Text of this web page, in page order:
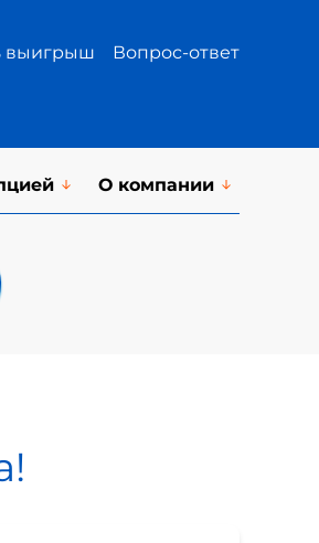
выигрыш Вопрос-ответ
О компании